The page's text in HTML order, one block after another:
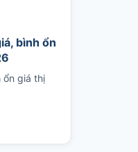
bình ổn
ổn giá thị